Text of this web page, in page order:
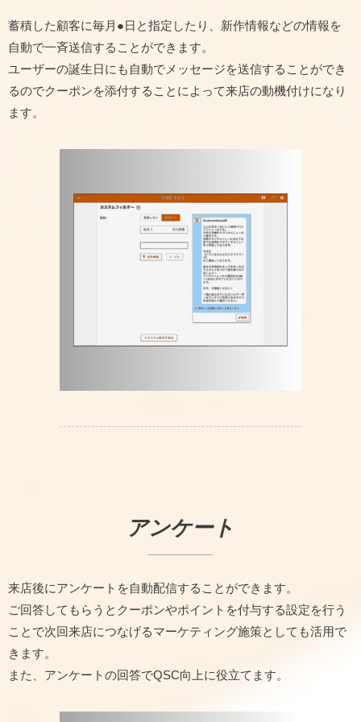
蓄積した顧客に毎月●日と指定したり、新作情報などの情報を
自動で一斉送信することができます。
ユーザーの誕生日にも自動でメッセージを送信することができ
るのでクーポンを添付することによって来店の動機付けになり
ます。
アンケート
来店後にアンケートを自動配信することができます。
ご回答してもらうとクーポンやポイントを付与する設定を行う
ことで次回来店につなげるマーケティング施策としても活用で
きます。
また、アンケートの回答でQSC向上に役立てます。